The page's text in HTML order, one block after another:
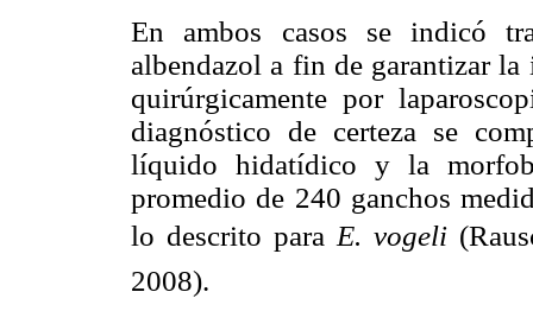
En ambos casos se indicó
albendazol a fin de garantizar
quirúrgicamente por
diagnóstico de certeza se
líquido hidatídico y la
promedio de 240 ganchos
lo descrito para E. vogeli
2008).